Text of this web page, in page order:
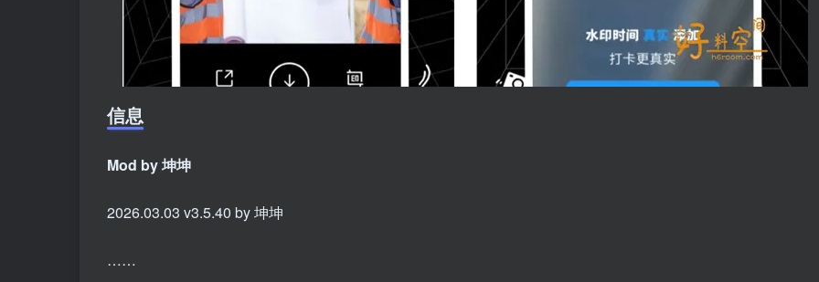
信息
Mod by 坤坤
2026.03.03 v3.5.40 by 坤坤
……